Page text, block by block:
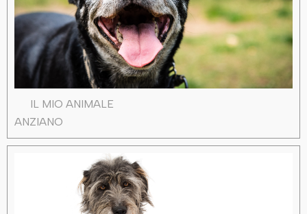
IL MIO ANIMALE
ANZIANO